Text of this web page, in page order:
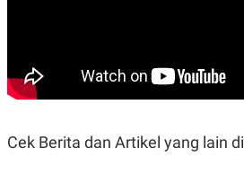
Cek Berita dan Artikel yang lain di